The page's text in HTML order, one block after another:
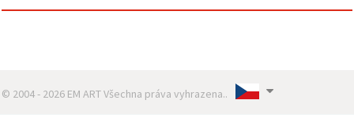
© 2004 - 2026 EM ART Všechna práva vyhrazena..